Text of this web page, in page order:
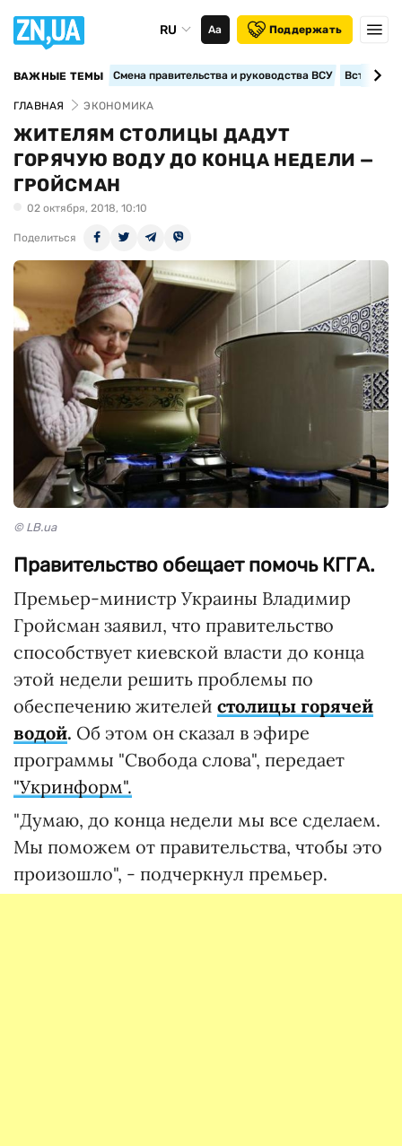
RU Аа Поддержать
ВАЖНЫЕ ТЕМЫ Смена правительства и руководства ВСУ
ГЛАВНАЯ ЭКОНОМИКА
ЖИТЕЛЯМ СТОЛИЦЫ ДАДУТ
ГОРЯЧУЮ ВОДУ ДО КОНЦА НЕДЕЛИ —
ГРОЙСМАН
02 октября, 2018, 10:10
Поделиться
© LB.ua
Правительство обещает помочь КГГА.
Премьер-министр Украины Владимир
Гройсман заявил, что правительство
способствует киевской власти до конца
этой недели решить проблемы по
обеспечению жителей столицы горячей
водой. Об этом он сказал в эфире
программы "Свобода слова", передает
"Укринформ".
"Думаю, до конца недели мы все сделаем.
Мы поможем от правительства, чтобы это
произошло", - подчеркнул премьер.